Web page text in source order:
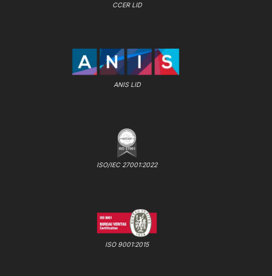
CCER LID
ANIS LID
ISO/IEC 27001:2022
ISO 9001:2015